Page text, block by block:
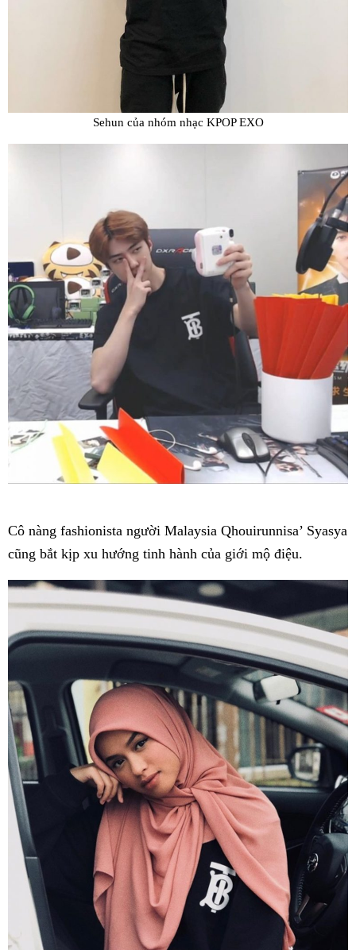
Sehun của nhóm nhạc KPOP EXO
Cô nàng fashionista người Malaysia Qhouirunnisa’ Syasya
cũng bắt kịp xu hướng tinh hành của giới mộ điệu.